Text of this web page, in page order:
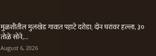
मुळशीतील मुलखेड गावात पहाटे दरोडा; दोन घरांवर हल्ला, ३०
तोळे सोने,...
August 6, 2026